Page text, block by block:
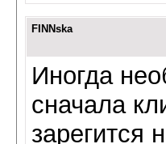
FINNska
Иногда
сначала
зарегится